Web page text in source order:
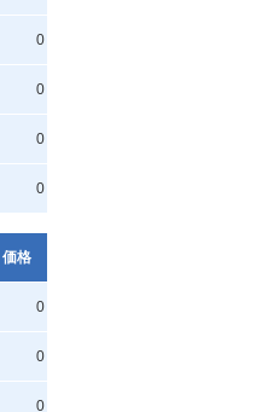
0
0
0
0
価格
0
0
0